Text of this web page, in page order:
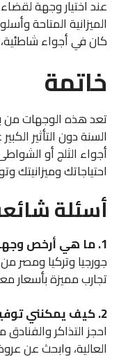
عند اختيار وجهة
الميزانية المتاحة
كان في أجواء شاطئية،
خاتمة
تعد هذه الوجهات من
السنة دون التأثير
أجواء الثلج أو
احتياجاتك وميزانيتك
أسئلة
1. ما هي أرخص وجهة سياحية لقضاء رأس السنة؟
جورجيا وتركيا ومصر
تجارب مميزة بأسعار
2. كيف يمكنني توفير المال أثناء السفر؟
احجز التذاكر والفنادق
العالية، وابحث عن